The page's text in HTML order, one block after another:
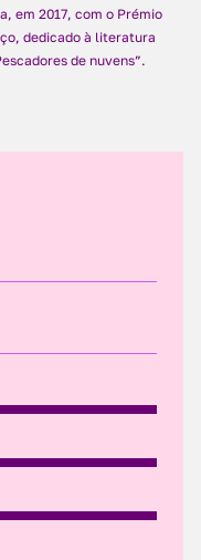
em 2017, com o Prémio
dedicado à literatura
de nuvens”.